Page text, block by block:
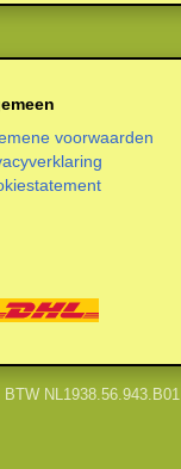
voorwaarden
NL1938.56.943.B01